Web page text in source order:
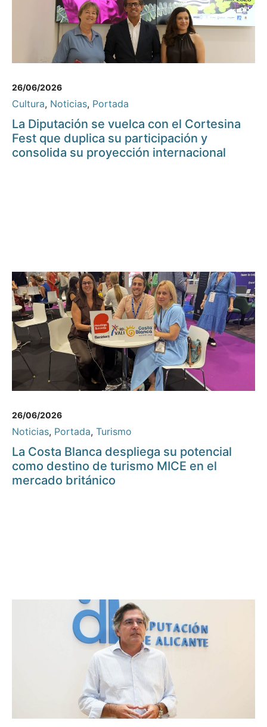
26/06/2026
Cultura, Noticias, Portada
La Diputación se vuelca con el Cortesina
Fest que duplica su participación y
consolida su proyección internacional
26/06/2026
Noticias, Portada, Turismo
La Costa Blanca despliega su potencial
como destino de turismo MICE en el
mercado británico